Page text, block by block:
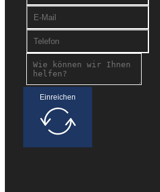
Einreichen